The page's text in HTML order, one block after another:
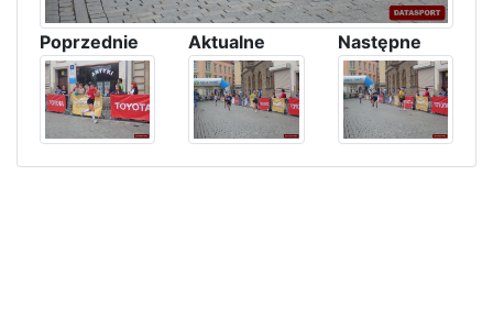
Poprzednie Aktualne Następne